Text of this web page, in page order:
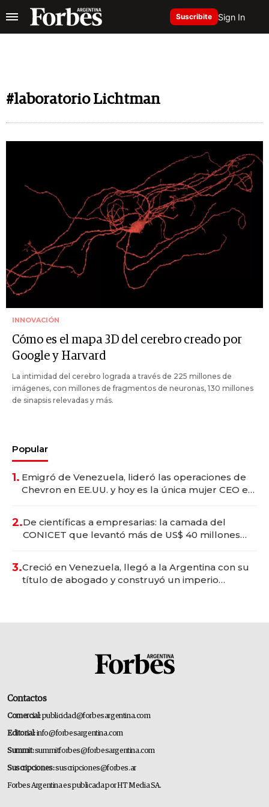
Suscribite Sign In
#laboratorio Lichtman
INNOVACIÓN
Cómo es el mapa 3D del cerebro creado por
Google y Harvard
La intimidad del cerebro lograda a través de 225 millones de
imágenes, con millones de fragmentos de neuronas, 130 millones
de sinapsis relevadas y más.
Popular
1. Emigró de Venezuela, lideró las operaciones de
Chevron en EE.UU. y hoy es la única mujer CEO en
2.De científicas a empresarias: la camada del
CONICET que levantó más de US$ 40 millones
3.Creció en Venezuela, llegó a la Argentina con su
título de abogado y construyó un imperio
Contactos
Comercial:publicidad@forbesargentina.com
Editorial:info@forbesargentina.com
Summit:summitforbes@forbesargentina.com
Suscripciones:suscripciones@forbes.ar
Forbes Argentina es publicada por HT Media SA.